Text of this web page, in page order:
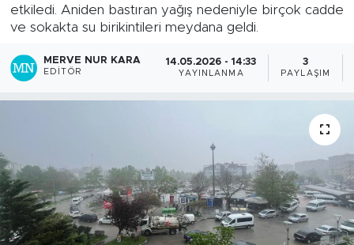
etkiledi. Aniden bastıran yağış nedeniyle birçok cadde
ve sokakta su birikintileri meydana geldi.
MERVE NUR KARA
EDITÖR
14.05.2026 - 14:33
YAYINLANMA
3
PAYLAŞIM
Tüm Manşetler
Son Dakika Haberleri